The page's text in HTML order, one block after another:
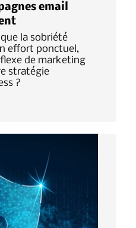
email
la sobriété
effort ponctuel,
de marketing
stratégie
?